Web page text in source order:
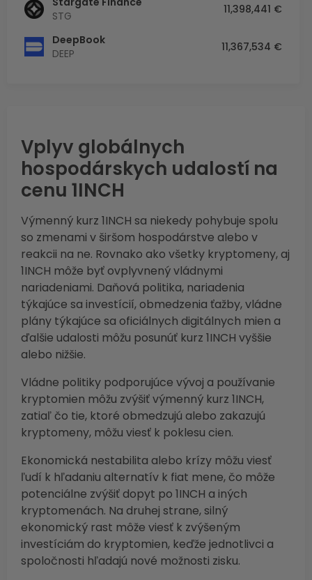
STG
11,398,441 €
DeepBook
DEEP
11,367,534 €
Vplyv globálnych
hospodárskych udalostí na
cenu 1INCH
Výmenný kurz 1INCH sa niekedy pohybuje spolu
so zmenami v širšom hospodárstve alebo v
reakcii na ne. Rovnako ako všetky kryptomeny, aj
1INCH môže byť ovplyvnený vládnymi
nariadeniami. Daňová politika, nariadenia
týkajúce sa investícií, obmedzenia ťažby, vládne
plány týkajúce sa oficiálnych digitálnych mien a
ďalšie udalosti môžu posunúť kurz 1INCH vyššie
alebo nižšie.
Vládne politiky podporujúce vývoj a používanie
kryptomien môžu zvýšiť výmenný kurz 1INCH,
zatiaľ čo tie, ktoré obmedzujú alebo zakazujú
kryptomeny, môžu viesť k poklesu cien.
Ekonomická nestabilita alebo krízy môžu viesť
ľudí k hľadaniu alternatív k fiat mene, čo môže
potenciálne zvýšiť dopyt po 1INCH a iných
kryptomenách. Na druhej strane, silný
ekonomický rast môže viesť k zvýšeným
investíciám do kryptomien, keďže jednotlivci a
spoločnosti hľadajú nové možnosti zisku.